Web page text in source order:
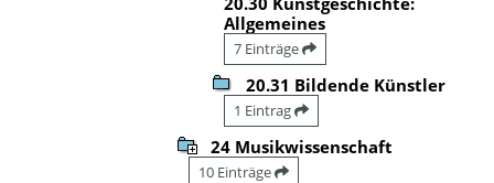
Allgemeines
7 Einträge
20.31 Bildende Künstler
1 Eintrag
24 Musikwissenschaft
10 Einträge